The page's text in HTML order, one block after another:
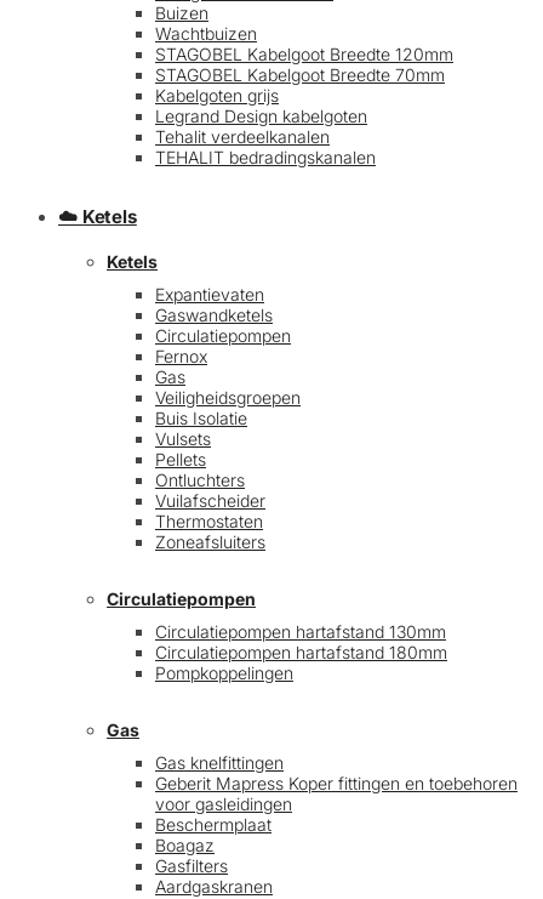
Buizen
Wachtbuizen
STAGOBEL Kabelgoot Breedte 120mm
STAGOBEL Kabelgoot Breedte 70mm
Kabelgoten grijs
Legrand Design kabelgoten
Tehalit verdeelkanalen
TEHALIT bedradingskanalen
☁️ Ketels
Ketels
Expantievaten
Gaswandketels
Circulatiepompen
Fernox
Gas
Veiligheidsgroepen
Buis Isolatie
Vulsets
Pellets
Ontluchters
Vuilafscheider
Thermostaten
Zoneafsluiters
Circulatiepompen
Circulatiepompen hartafstand 130mm
Circulatiepompen hartafstand 180mm
Pompkoppelingen
Gas
Gas knelfittingen
Geberit Mapress Koper fittingen en toebehoren
voor gasleidingen
Beschermplaat
Boagaz
Gasfilters
Aardgaskranen